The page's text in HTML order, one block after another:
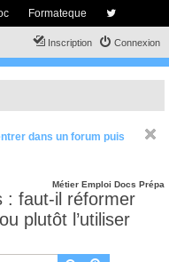
Formateque
Connexion
Inscription
dans un forum puis
Métier Emploi Docs Prépa
: faut‑il réformer
plutôt l’utiliser